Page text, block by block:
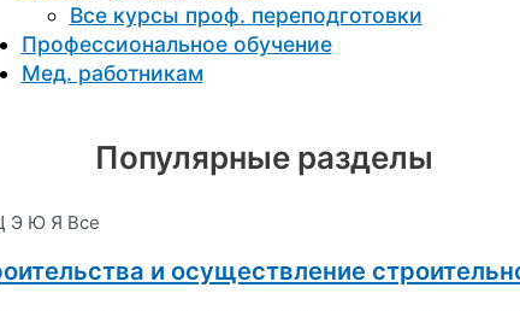
Все курсы проф. переподготовки
Профессиональное обучение
Мед. работникам
Популярные разделы
Э Ю Я Все
и осуществление